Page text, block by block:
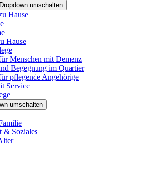
Dropdown umschalten
Hause
Hause
Menschen mit Demenz
Begegnung im Quartier
pflegende Angehörige
Service
umschalten
& Soziales